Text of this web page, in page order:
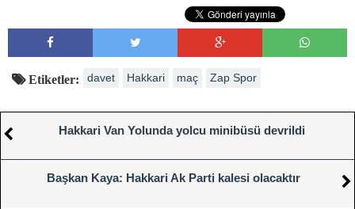
Etiketler: davet Hakkari maç Zap Spor
Hakkari Van Yolunda yolcu minibüsü devrildi
Başkan Kaya: Hakkari Ak Parti kalesi olacaktır